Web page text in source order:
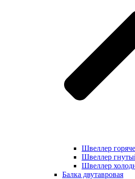
Швеллер
Швеллер
Швеллер
Балка двутавровая